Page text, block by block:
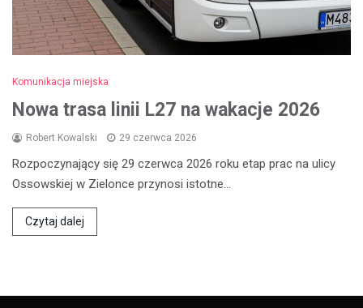
Komunikacja miejska
Nowa trasa linii L27 na wakacje 2026
Robert Kowalski 29 czerwca 2026
Rozpoczynający się 29 czerwca 2026 roku etap prac na ulicy
Ossowskiej w Zielonce przynosi istotne…
Czytaj dalej